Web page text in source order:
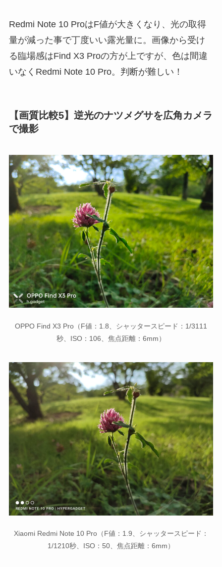
Redmi Note 10 ProはF値が大きくなり、光の取得
量が減った事で丁度いい露光量に。画像から受け
る臨場感はFind X3 Proの方が上ですが、色は間違
いなくRedmi Note 10 Pro。判断が難しい！
【画質比較5】逆光のナツメグサを広角カメラ
で撮影
OPPO Find X3 Pro（F値：1.8、シャッタースピード：1/3111
秒、ISO：106、焦点距離：6mm）
Xiaomi Redmi Note 10 Pro（F値：1.9、シャッタースピード：
1/1210秒、ISO：50、焦点距離：6mm）